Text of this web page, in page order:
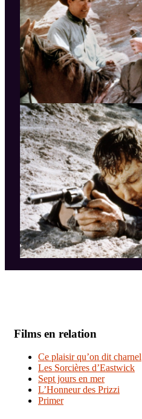
Films en relation
Ce plaisir qu’on dit charnel
Les Sorcières d’Eastwick
Sept jours en mer
L’Honneur des Prizzi
Primer